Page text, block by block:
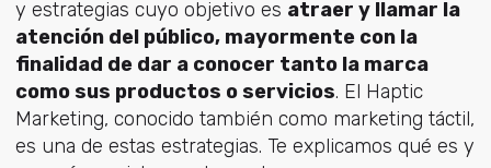
y estrategias cuyo objetivo es atraer y llamar la
atención del público, mayormente con la
finalidad de dar a conocer tanto la marca
como sus productos o servicios. El Haptic
Marketing, conocido también como marketing táctil,
es una de estas estrategias. Te explicamos qué es y